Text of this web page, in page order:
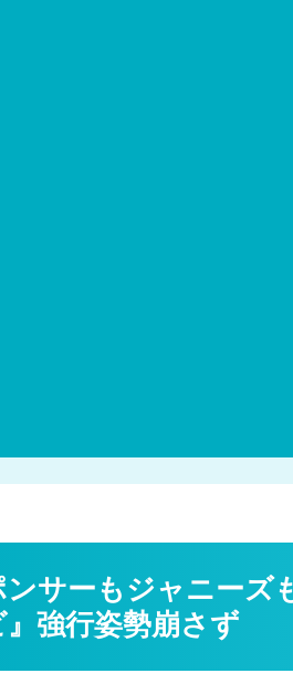
ンサーもジャニーズ
』強行姿勢崩さず